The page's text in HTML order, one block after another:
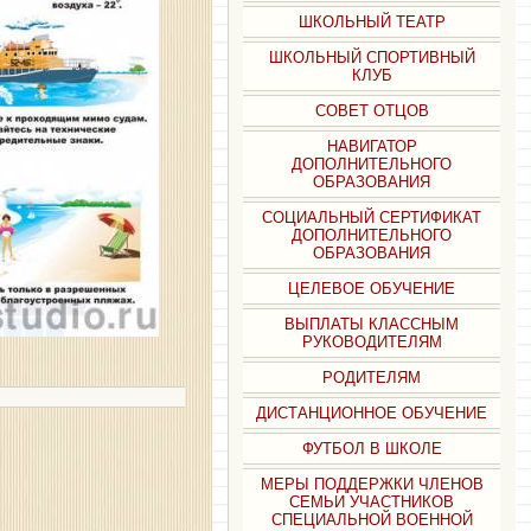
ШКОЛЬНЫЙ ТЕАТР
ШКОЛЬНЫЙ СПОРТИВНЫЙ
КЛУБ
СОВЕТ ОТЦОВ
НАВИГАТОР
ДОПОЛНИТЕЛЬНОГО
ОБРАЗОВАНИЯ
СОЦИАЛЬНЫЙ СЕРТИФИКАТ
ДОПОЛНИТЕЛЬНОГО
ОБРАЗОВАНИЯ
ЦЕЛЕВОЕ ОБУЧЕНИЕ
ВЫПЛАТЫ КЛАССНЫМ
РУКОВОДИТЕЛЯМ
РОДИТЕЛЯМ
ДИСТАНЦИОННОЕ ОБУЧЕНИЕ
ФУТБОЛ В ШКОЛЕ
МЕРЫ ПОДДЕРЖКИ ЧЛЕНОВ
СЕМЬИ УЧАСТНИКОВ
СПЕЦИАЛЬНОЙ ВОЕННОЙ